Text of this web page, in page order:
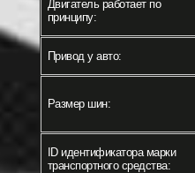
Двигатель работает по
принципу:
Привод у авто:
Размер шин:
ID идентификатора марки
транспортного средства: